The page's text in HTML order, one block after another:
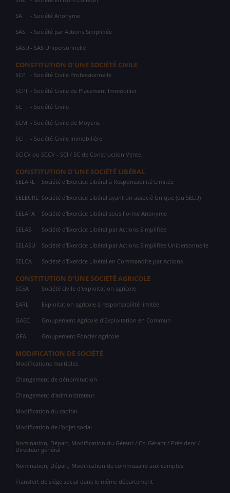
SA - Société Anonyme
SAS - Société par Actions Simplifiée
SASU - SAS Unipersonnelle
CONSTITUTION D'UNE SOCIÉTÉ CIVILE
SCP - Société Civile Professionnelle
SCPI - Société Civile de Placement Immobilier
SC - Société Civile
SCM - Société Civile de Moyens
SCI - Société Civile Immobilière
SCICV ou SCCV - SCI / SC de Construction Vente
CONSTITUTION D'UNE SOCIÉTÉ LIBÉRAL
SELARL Société d'Exercice Libéral à Responsabilité Limitée
SELEURL Société d'Exercice Libéral ayant un associé Unique (ou SELU)
SELAFA Société d'Exercice Libéral sous Forme Anonyme
SELAS Société d'Exercice Libéral par Actions Simplifiée
SELASU Société d'Exercice Libéral par Actions Simplifiée Unipersonnelle
SELCA Société d'Exercice Libéral en Commandite par Actions
CONSTITUTION D'UNE SOCIÉTÉ AGRICOLE
SCEA Société civile d'exploitation agricole
EARL Exploitation agricole à responsabilité limitée
GAEC Groupement Agricole d'Exploitation en Commun
GFA Groupement Foncier Agricole
MODIFICATION DE SOCIÉTÉ
Modifications multiples
Changement de dénomination
Changement d'administrateur
Modification du capital
Modification de l'objet social
Nomination, Départ, Modification du Gérant / Co-Gérant / Président /
Directeur général
Nomination, Départ, Modification de commissaire aux comptes
Transfert de siège social dans le même département